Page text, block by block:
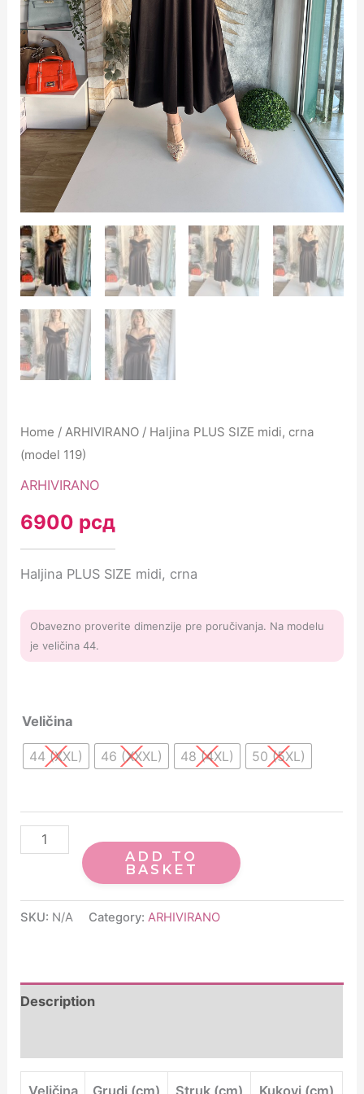
Home / ARHIVIRANO / Haljina PLUS SIZE midi, crna
(model 119)
ARHIVIRANO
6900 рсд
Haljina PLUS SIZE midi, crna
Obavezno proverite dimenzije pre poručivanja. Na modelu
je veličina 44.
Veličina
44 (XXL) 46 (XXXL) 48 (4XL) 50 (5XL)
ADD TO
BASKET
SKU: N/A Category:ARHIVIRANO
Description